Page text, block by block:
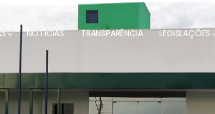
NOTÍCIAS TRANSPARÊNCIA LEGISLAÇÕES